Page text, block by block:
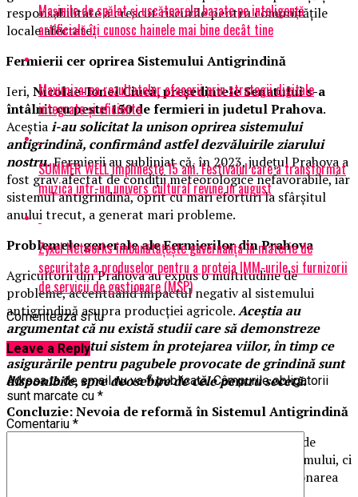
responsabilitate a crescut riscurile pentru comunitățile
locale afectate.
Fermierii cer oprirea Sistemului Antigrindină
Ieri, Nicolae-Ionel Ciucă, președintele Senatului s-a
întâlnit cu peste 150 de fermieri in judetul Prahova.
Aceștiai-au solicitat la unison oprirea sistemului
antigrindină, confirmând astfel dezvăluirile ziarului
nostru.Fermierii au subliniat că, în 2023, județul Prahova a
fost grav afectat de condiții meteorologice nefavorabile, iar
sistemul antigrindină, oprit cu mari eforturi la sfârșitul
anului trecut, a generat mari probleme.
Problemele generale ale Fermierilor din Prahova
Agricultorii din Prahova au expus o multitudine de
probleme, accentuând impactul negativ al sistemului
antigrindină asupra producției agricole.Aceștia au
argumentat că nu există studii care să demonstreze
eficiența acestui sistem în protejarea viilor, în timp ce
asigurările pentru pagubele provocate de grindină sunt
disponibile, spre deosebire de cele pentru secetă.
Concluzie: Nevoia de reformă în Sistemul Antigrindină
În concluzie, investigația realizată de Ziarul Incisiv de
Prahova scoate în evidență nu doar ineficiența sistemului, ci
și lipsa de transparență și responsabilitate în gestionarea
Mașinile de spălat și uscătoarele bazate pe inteligență
artificială îți cunosc hainele mai bine decât tine
Maximizarea rezultatelor afacerii prin strategii digitale
integrate și eficiente
SUMMER WELL implineste 15 ani. Festivalul care a transformat
muzica intr-un univers cultural revine in august
Zyxel Networks îmbunătățește guvernanța în materie de
securitate a produselor pentru a proteja IMM-urile și furnizorii
de servicii de gestionare (MSP)
Comenteaza si tu
Leave a Reply
Adresa ta de email nu va fi publicată. Câmpurile obligatorii
sunt marcate cu *
Comentariu *